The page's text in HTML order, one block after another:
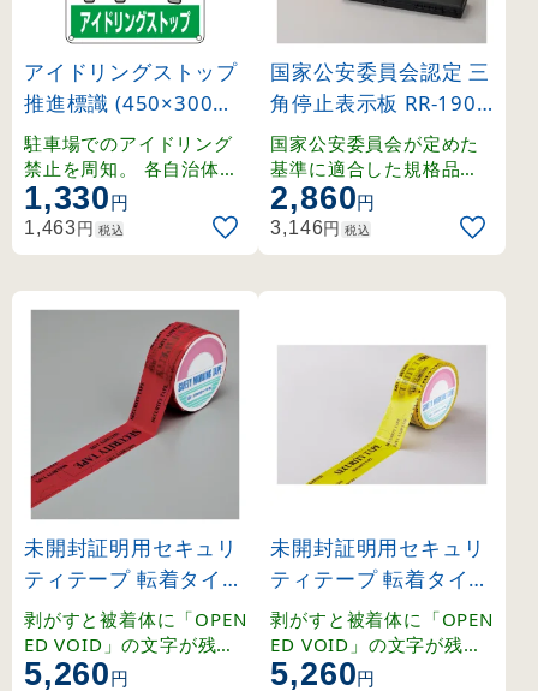
アイドリングストップ
推進標識 (450×300m
m) 駐停車時は必ずエ
ンジンを切りましょう
(127004)
駐車場でのアイドリング
禁止を周知。 各自治体の
アイドリング条例対策に
最適な標識です。
1,330円
1,463円 税込
国家公安委員会認定 三
角停止表示板 RR-1900
(121060)
国家公安委員会が定めた
基準に適合した規格品。
昼夜兼用で、もしもの時
の安全確保に役立ちます
。
2,860円
3,146円 税込
未開封証明用セキュリ
ティテープ 転着タイプ
(50mm幅) 赤 (262042
)
剥がすと被着体に「OPEN
ED VOID」の文字が残る
、未開封証明用のセキュ
5,260円
未開封証明用セキュリ
ティテープ 転着タイプ
(50mm幅) 黄 (262043
)
剥がすと被着体に「OPEN
ED VOID」の文字が残る
、未開封証明用のセキュ
5,260円